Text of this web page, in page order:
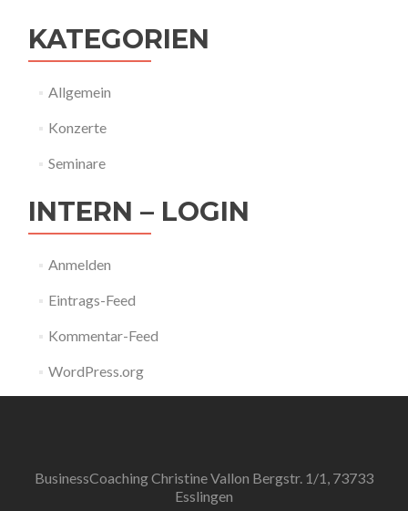
KATEGORIEN
Allgemein
Konzerte
Seminare
INTERN – LOGIN
Anmelden
Eintrags-Feed
Kommentar-Feed
WordPress.org
BusinessCoaching Christine Vallon Bergstr. 1/1, 73733
Esslingen